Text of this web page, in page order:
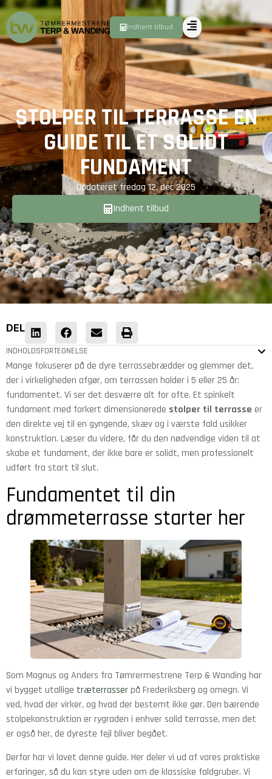
Indhent tilbud
STOLPER TIL TERRASSE EN
GUIDE TIL ET SOLIDT
FUNDAMENT
Opdateret fredag 12. dec 2025
Indhent tilbud
DEL
INDHOLDSFORTEGNELSE
Mange fokuserer på de dyre terrassebrædder og glemmer det,
der i virkeligheden afgør, om terrassen holder i 5 eller 25 år:
fundamentet. Vi ser det desværre alt for ofte. Et spinkelt
fundament med forkert dimensionerede stolper til terrasse er
den direkte vej til en gyngende, skæv og i værste fald usikker
konstruktion. Læser du videre, får du den nødvendige viden til at
skabe et fundament, der ikke bare er solidt, men professionelt
udført fra start til slut.
Fundamentet til din
drømmeterrasse starter her
Som Magnus og Anders fra Tømrermestrene Terp & Wanding har
vi bygget utallige træterrasserpå Frederiksberg og omegn. Vi
ved, hvad der virker, og hvad der bestemt ikke gør. Den bærende
stolpekonstruktion er rygraden i enhver solid terrasse, men det
er også her, de dyreste fejl bliver begået.
Derfor har vi lavet denne guide. Her deler vi ud af vores praktiske
erfaringer, så du kan styre uden om de klassiske faldgruber. Vi